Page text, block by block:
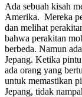
Ada sebuah kisah
Amerika. Mereka
dan melihat
bahwa perakitan
berbeda. Namun
Jepang. Ketika
ada orang yang
untuk memastikan
Jepang, tidak